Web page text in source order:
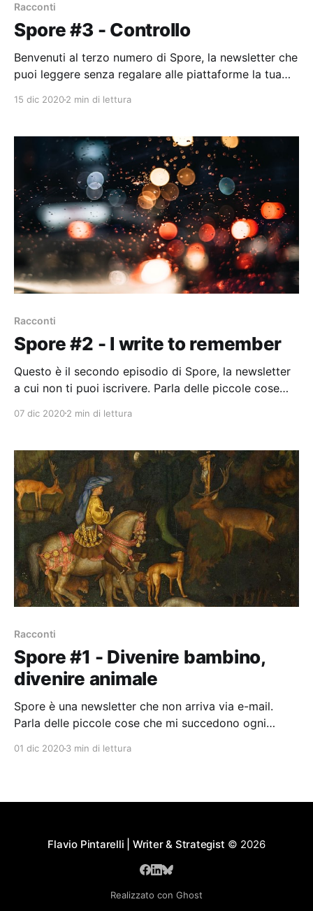
Racconti
Spore #3 - Controllo
Benvenuti al terzo numero di Spore, la newsletter che
puoi leggere senza regalare alle piattaforme la tua
15 dic 20202 min di lettura
Racconti
Spore #2 - I write to remember
Questo è il secondo episodio di Spore, la newsletter
a cui non ti puoi iscrivere. Parla delle piccole cose
diffondono come spore per fecondare la vita.
07 dic 20202 min di lettura
Racconti
Spore #1 - Divenire bambino,
divenire animale
Spore è una newsletter che non arriva via e-mail.
Parla delle piccole cose che mi succedono ogni
01 dic 20203 min di lettura
Flavio Pintarelli | Writer & Strategist © 2026
Realizzato con Ghost